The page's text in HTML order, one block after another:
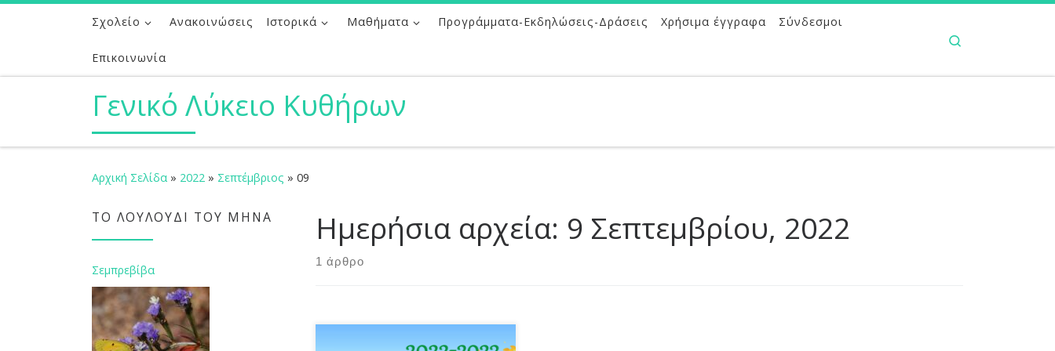
Μετάβαση στο περιεχόμενο
Σχολείο Ανακοινώσεις Ιστορικά Μαθήματα Προγράμματα-Εκδηλώσεις-Δράσεις Χρήσιμα έγγραφα Σύνδεσμοι
Επικοινωνία
Γενικό Λύκειο Κυθήρων
Αρχική Σελίδα » 2022 » Σεπτέμβριος » 09
Ημερήσια αρχεία: 9 Σεπτεμβρίου, 2022
1 άρθρο
Ήρθε η ώρα να ξαναβρεθούμε.
ΤΟ ΛΟΥΛΟΎΔΙ ΤΟΥ ΜΉΝΑ
Σεμπρεβίβα